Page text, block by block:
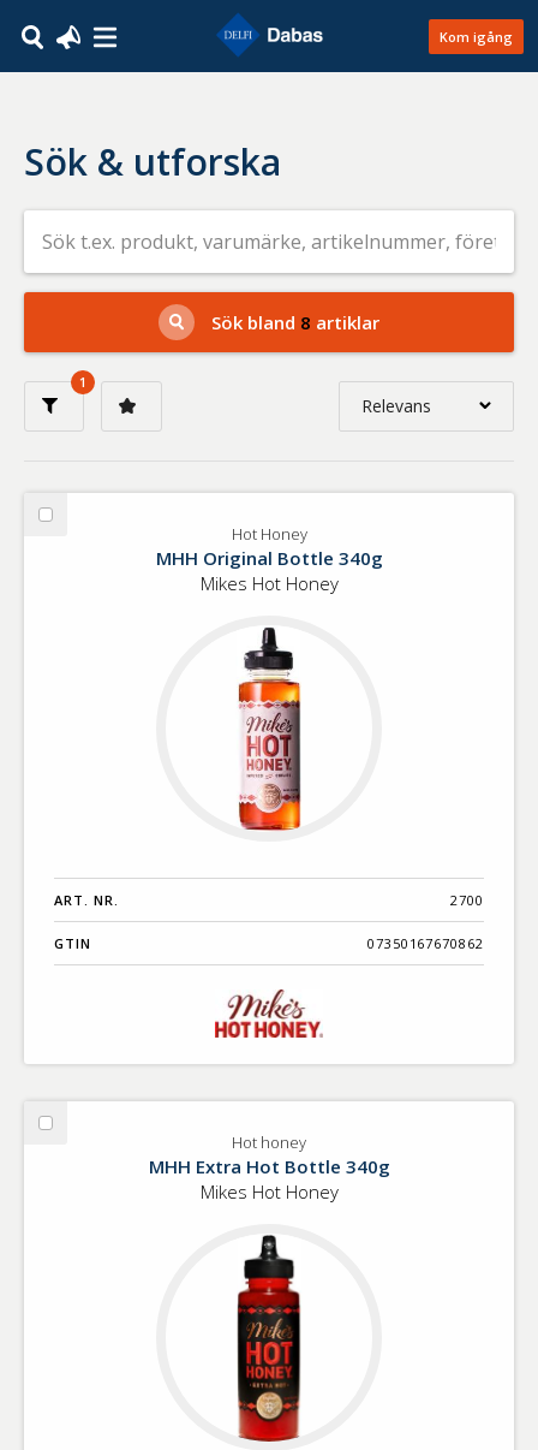
Kom igång
Sök & utforska
Sök
efter
livsmedel
på
t.ex.
produkt,
varumärke,
artikelnummer,
Sök bland 8 artiklar
1
Relevans
Benämning A-
Välj
Hot Honey
MHH Original Bottle 340g
Mikes Hot Honey
ART. NR. 2700
GTIN 07350167670862
Välj
Hot honey
MHH Extra Hot Bottle 340g
Mikes Hot Honey